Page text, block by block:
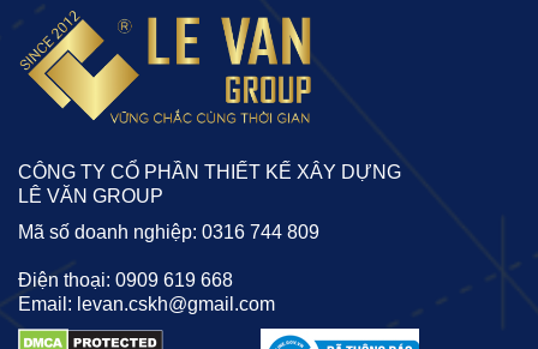
CÔNG TY CỔ PHẦN THIẾT KẾ XÂY DỰNG
LÊ VĂN GROUP
Mã số doanh nghiệp: 0316 744 809
Điện thoại: 0909 619 668
Email: levan.cskh@gmail.com